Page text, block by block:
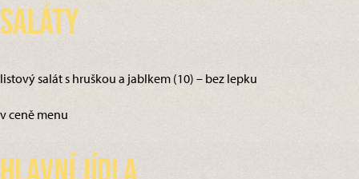
Saláty
listový salát s hruškou a jablkem (10) – bez lepku
v ceně menu
Hlavní jídla